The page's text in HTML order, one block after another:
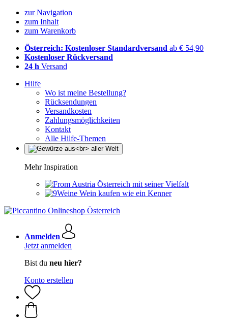
zur Navigation
zum Inhalt
zum Warenkorb
Österreich: Kostenloser Standardversand ab € 54,90
Kostenloser Rückversand
24 h Versand
Hilfe
Wo ist meine Bestellung?
Rücksendungen
Versandkosten
Zahlungsmöglichkeiten
Kontakt
Alle Hilfe-Themen
Mehr Inspiration
Österreich mit seiner Vielfalt
Wein kaufen wie ein Kenner
Anmelden
Jetzt anmelden
Bist du neu hier?
Konto erstellen